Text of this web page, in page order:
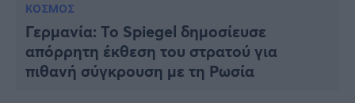
ΚΟΣΜΟΣ
Γερμανία: Το Spiegel δημοσίευσε
απόρρητη έκθεση του στρατού για
πιθανή σύγκρουση με τη Ρωσία